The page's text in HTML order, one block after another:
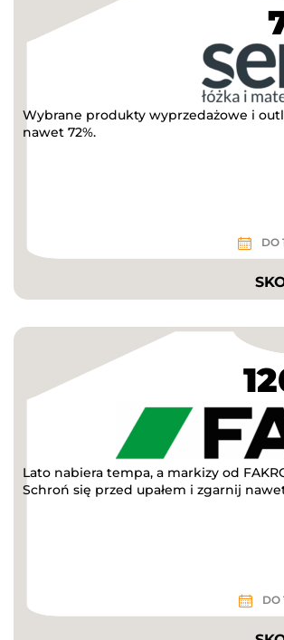
Wybrane produkty wyprzedażowe i
nawet 72%.
DO
Lato nabiera tempa, a markizy od
Schroń się przed upałem i zgarnij nawet
DO